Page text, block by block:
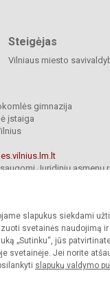
slapukus siekdami
svetainės naudojimą
„Sutinku“, jūs
svetainėje. Jei norite
slapukų valdymo
Steigėjas
Vilniaus miesto
gimnazija
įstaiga
Juridinių asmenų
Sirokomlės gimnazija.
gimnazijos sutikimo
neįgaliesiems Slapukų